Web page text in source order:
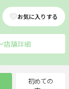
お気に入りする
店舗詳細
初めての